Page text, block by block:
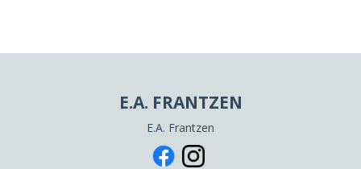
E.A. FRANTZEN
E.A. Frantzen